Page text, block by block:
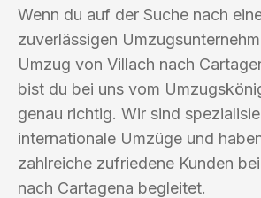
Wenn du auf der Suche nach
zuverlässigen
Umzug von Villach nach
bist du bei uns vom
genau richtig. Wir sind
internationale Umzüge und
zahlreiche zufriedene Kunden
nach Cartagena begleitet.